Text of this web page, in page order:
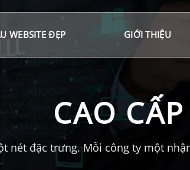
WEBSITE ĐẸP GIỚI THIỆU
CAO CẤP
nét đặc trưng. Mỗi công ty một